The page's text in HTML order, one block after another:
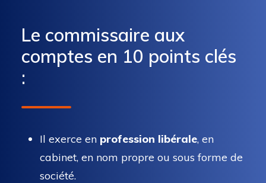
Le commissaire aux
comptes en 10 points clés
:
Il exerce en profession libérale, en
cabinet, en nom propre ou sous forme de
société.